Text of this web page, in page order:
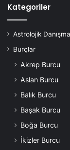
Kategoriler
Astrolojik
Burçlar
Akrep Burcu
Aslan Burcu
Balık Burcu
Başak Burcu
Boğa Burcu
İkizler Burcu